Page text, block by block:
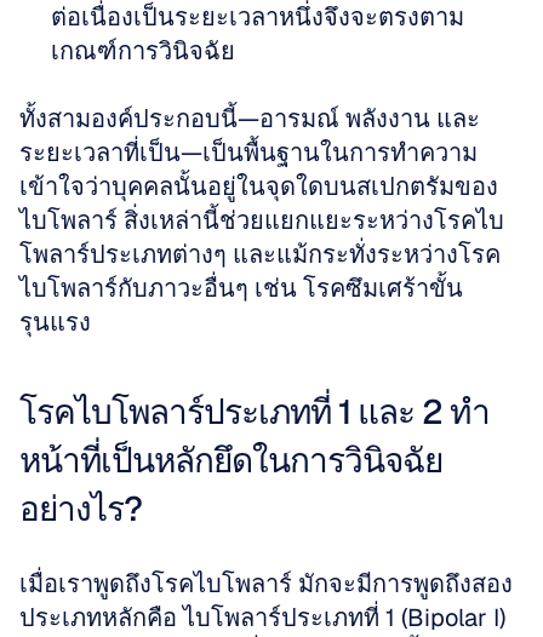
ต่อเนื่องเป็นระยะเวลาหนึ่งจึงจะตรงตาม
เกณฑ์การวินิจฉัย
ทั้งสามองค์ประกอบนี้—อารมณ์ พลังงาน และ
ระยะเวลาที่เป็น—เป็นพื้นฐานในการทำความ
เข้าใจว่าบุคคลนั้นอยู่ในจุดใดบนสเปกตรัมของ
ไบโพลาร์ สิ่งเหล่านี้ช่วยแยกแยะระหว่างโรคไบ
โพลาร์ประเภทต่างๆ และแม้กระทั่งระหว่างโรค
ไบโพลาร์กับภาวะอื่นๆ เช่น โรคซึมเศร้าขั้น
รุนแรง
โรคไบโพลาร์ประเภทที่ 1 และ 2 ทำ
หน้าที่เป็นหลักยึดในการวินิจฉัย
อย่างไร?
เมื่อเราพูดถึงโรคไบโพลาร์ มักจะมีการพูดถึงสอง
ประเภทหลักคือ ไบโพลาร์ประเภทที่ 1 (Bipolar I)